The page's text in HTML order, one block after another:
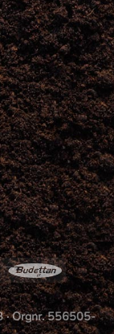
· Orgnr. 556505-